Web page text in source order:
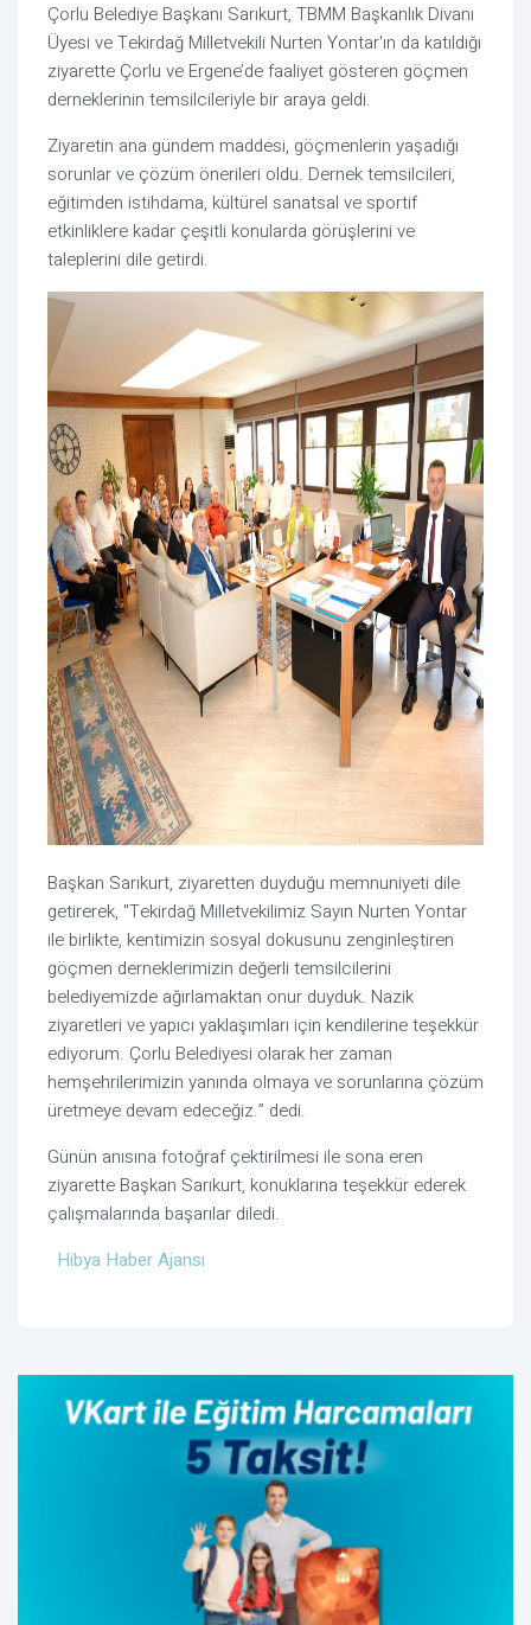
Çorlu Belediye Başkanı Sarıkurt, TBMM Başkanlık Divanı
Üyesi ve Tekirdağ Milletvekili Nurten Yontar'ın da katıldığı
ziyarette Çorlu ve Ergene’de faaliyet gösteren göçmen
derneklerinin temsilcileriyle bir araya geldi.
Ziyaretin ana gündem maddesi, göçmenlerin yaşadığı
sorunlar ve çözüm önerileri oldu. Dernek temsilcileri,
eğitimden istihdama, kültürel sanatsal ve sportif
etkinliklere kadar çeşitli konularda görüşlerini ve
taleplerini dile getirdi.
Başkan Sarıkurt, ziyaretten duyduğu memnuniyeti dile
getirerek, "Tekirdağ Milletvekilimiz Sayın Nurten Yontar
ile birlikte, kentimizin sosyal dokusunu zenginleştiren
göçmen derneklerimizin değerli temsilcilerini
belediyemizde ağırlamaktan onur duyduk. Nazik
ziyaretleri ve yapıcı yaklaşımları için kendilerine teşekkür
ediyorum. Çorlu Belediyesi olarak her zaman
hemşehrilerimizin yanında olmaya ve sorunlarına çözüm
üretmeye devam edeceğiz.” dedi.
Günün anısına fotoğraf çektirilmesi ile sona eren
ziyarette Başkan Sarıkurt, konuklarına teşekkür ederek
çalışmalarında başarılar diledi.
Hibya Haber Ajansı